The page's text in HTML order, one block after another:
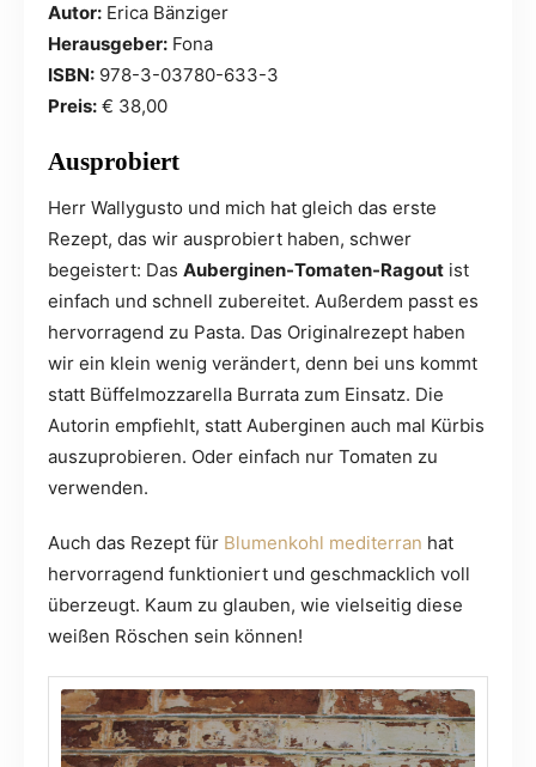
Autor: Erica Bänziger
Herausgeber: Fona
ISBN: 978-3-03780-633-3
Preis: € 38,00
Ausprobiert
Herr Wallygusto und mich hat gleich das erste
Rezept, das wir ausprobiert haben, schwer
begeistert: Das Auberginen-Tomaten-Ragout ist
einfach und schnell zubereitet. Außerdem passt es
hervorragend zu Pasta. Das Originalrezept haben
wir ein klein wenig verändert, denn bei uns kommt
statt Büffelmozzarella Burrata zum Einsatz. Die
Autorin empfiehlt, statt Auberginen auch mal Kürbis
auszuprobieren. Oder einfach nur Tomaten zu
verwenden.
Auch das Rezept für Blumenkohl mediterran hat
hervorragend funktioniert und geschmacklich voll
überzeugt. Kaum zu glauben, wie vielseitig diese
weißen Röschen sein können!